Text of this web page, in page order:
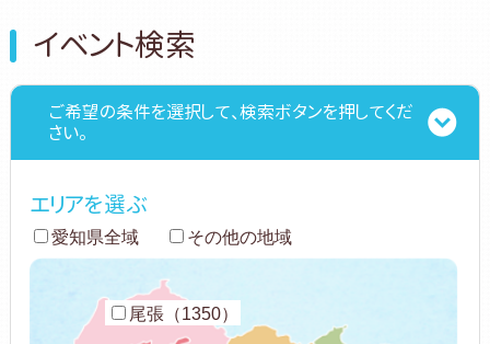
イベント検索
ご希望の条件を選択して、検索ボタンを押してくだ
さい。
エリアを選ぶ
愛知県全域 その他の地域
尾張（1350）